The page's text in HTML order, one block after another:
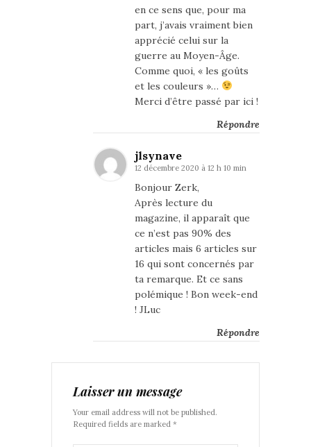
en ce sens que, pour ma
part, j’avais vraiment bien
apprécié celui sur la
guerre au Moyen-Âge.
Comme quoi, « les goûts
et les couleurs »…
Merci d’être passé par ici !
Répondre
jlsynave
12 décembre 2020 à 12 h 10 min
Bonjour Zerk,
Après lecture du
magazine, il apparaît que
ce n’est pas 90% des
articles mais 6 articles sur
16 qui sont concernés par
ta remarque. Et ce sans
polémique ! Bon week-end
! JLuc
Répondre
Laisser un message
Your email address will not be published.
Required fields are marked *